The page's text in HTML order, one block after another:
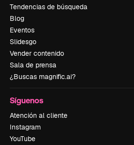
Tendencias de búsqueda
Blog
Eventos
Slidesgo
Vender contenido
Sala de prensa
¿Buscas magnific.ai?
Síguenos
Atención al cliente
Instagram
YouTube